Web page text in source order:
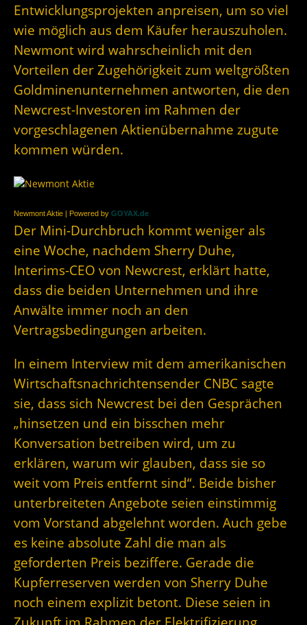
Entwicklungsprojekten anpreisen, um so viel
wie möglich aus dem Käufer herauszuholen.
Newmont wird wahrscheinlich mit den
Vorteilen der Zugehörigkeit zum weltgrößten
Goldminenunternehmen antworten, die den
Newcrest-Investoren im Rahmen der
vorgeschlagenen Aktienübernahme zugute
kommen würden.
Newmont Aktie | Powered by GOYAX.de
Der Mini-Durchbruch kommt weniger als
eine Woche, nachdem Sherry Duhe,
Interims-CEO von Newcrest, erklärt hatte,
dass die beiden Unternehmen und ihre
Anwälte immer noch an den
Vertragsbedingungen arbeiten.
In einem Interview mit dem amerikanischen
Wirtschaftsnachrichtensender CNBC sagte
sie, dass sich Newcrest bei den Gesprächen
„hinsetzen und ein bisschen mehr
Konversation betreiben wird, um zu
erklären, warum wir glauben, dass sie so
weit vom Preis entfernt sind“. Beide bisher
unterbreiteten Angebote seien einstimmig
vom Vorstand abgelehnt worden. Auch gebe
es keine absolute Zahl die man als
geforderten Preis beziffere. Gerade die
Kupferreserven werden von Sherry Duhe
noch einem explizit betont. Diese seien in